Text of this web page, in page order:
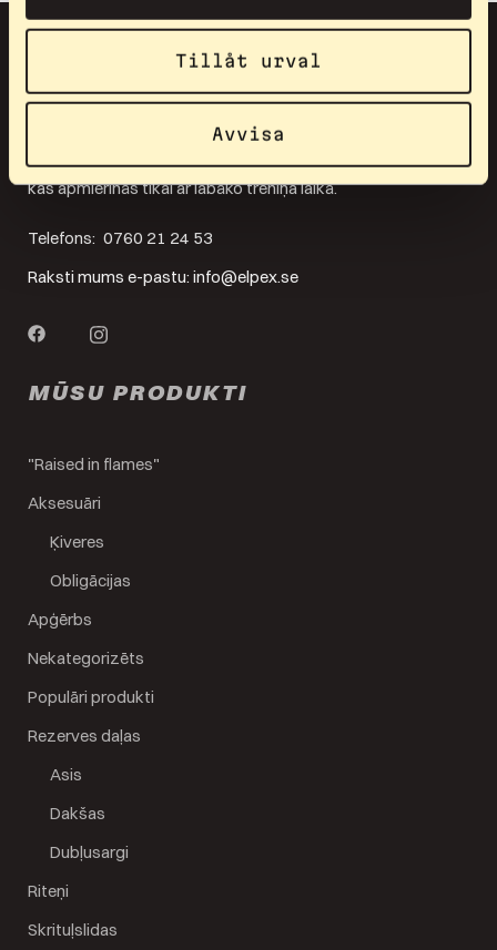
Tillåt urval
Avvisa
Elpex ir paredzēts tev, kas vēlies sasniegt eliti, bet arī tiem,
kas apmierinās tikai ar labāko treniņa laikā.
Telefons: 0760 21 24 53
Raksti mums e-pastu: info@elpex.se
MŪSU PRODUKTI
"Raised in flames"
Aksesuāri
Ķiveres
Obligācijas
Apģērbs
Nekategorizēts
Populāri produkti
Rezerves daļas
Asis
Dakšas
Dubļusargi
Riteņi
Skrituļslidas